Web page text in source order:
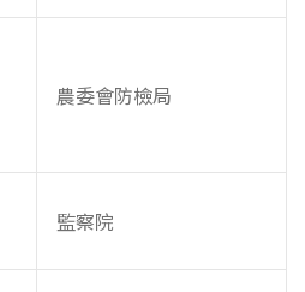
農委會防檢局
監察院